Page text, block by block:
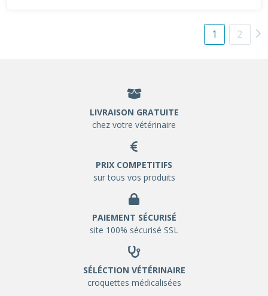
1 2
LIVRAISON GRATUITE
chez votre vétérinaire
PRIX COMPETITIFS
sur tous vos produits
PAIEMENT SÉCURISÉ
site 100% sécurisé SSL
SÉLÉCTION VÉTÉRINAIRE
croquettes médicalisées